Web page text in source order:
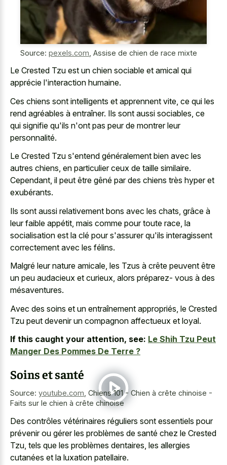
Source: pexels.com Assise de chien de race mixte
Le Crested Tzu est un chien sociable et amical qui
apprécie l'interaction humaine.
Ces chiens sont intelligents et apprennent vite, ce qui les
rend agréables à entraîner. Ils sont aussi sociables, ce
qui signifie qu'ils n'ont pas peur de montrer leur
personnalité.
Le Crested Tzu s'entend généralement bien avec les
autres chiens, en particulier ceux de taille similaire.
Cependant, il peut être gêné par des chiens très hyper et
exubérants.
Ils sont aussi relativement bons avec les chats, grâce à
leur faible appétit, mais comme pour toute race, la
socialisation est la clé pour s'assurer qu'ils interagissent
correctement avec les félins.
Malgré leur nature amicale, les Tzus à crête peuvent être
un peu audacieux et curieux, alors préparez- vous à des
mésaventures.
Avec des soins et un entraînement appropriés, le Crested
Tzu peut devenir un compagnon affectueux et loyal.
If this caught your attention, see: Le Shih Tzu Peut
Manger Des Pommes De Terre ?
Soins et santé
Source: youtube.com Chiens 101 - Chien à crête chinoise -
Faits sur le chien à crête chinoise
Des contrôles vétérinaires réguliers sont essentiels pour
prévenir ou gérer les problèmes de santé chez le Crested
Tzu, tels que les problèmes dentaires, les allergies
cutanées et la luxation patellaire.